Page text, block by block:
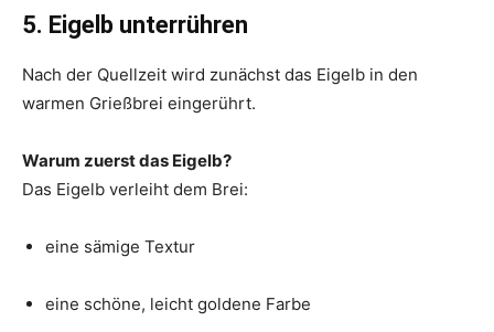
5. Eigelb unterrühren
Nach der Quellzeit wird zunächst das Eigelb in den
warmen Grießbrei eingerührt.
Warum zuerst das Eigelb?
Das Eigelb verleiht dem Brei:
eine sämige Textur
eine schöne, leicht goldene Farbe